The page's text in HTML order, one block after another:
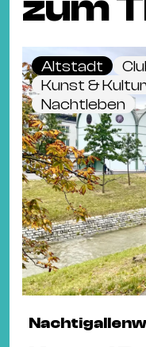
Altstadt
Kunst & Kultur
Nachtleben